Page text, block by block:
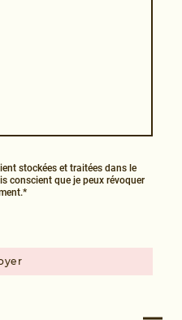
stockées et traitées dans le
conscient que je peux révoquer